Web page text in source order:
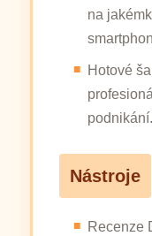
na
Hotové
podnikání.
Nástroje
Recenze